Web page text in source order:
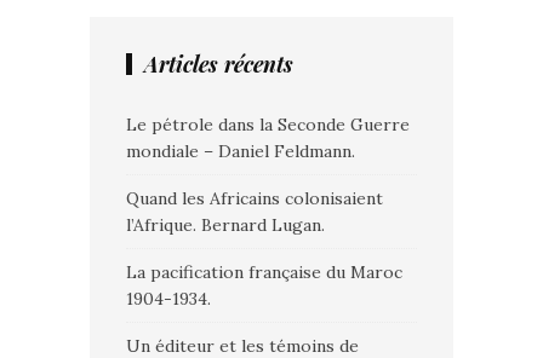
Articles récents
Le pétrole dans la Seconde Guerre
mondiale – Daniel Feldmann.
Quand les Africains colonisaient
l’Afrique. Bernard Lugan.
La pacification française du Maroc
1904-1934.
Un éditeur et les témoins de